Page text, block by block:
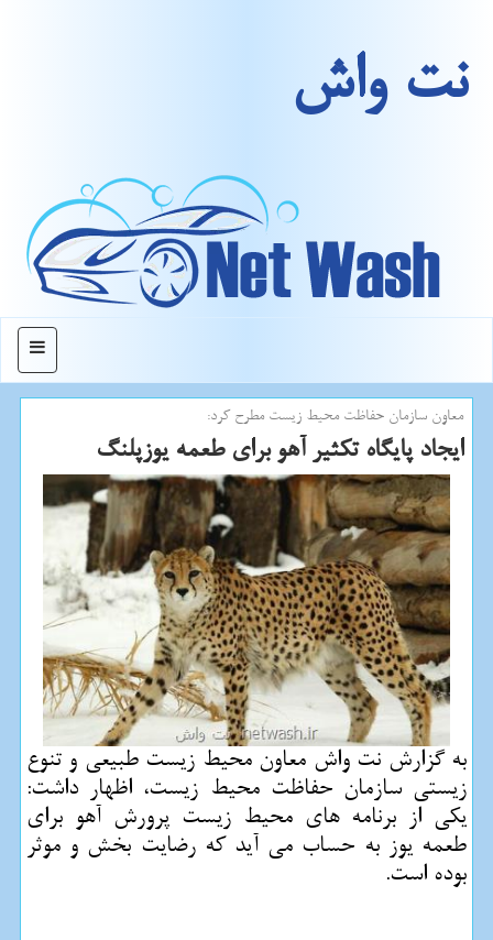
نت واش
منو
معاون سازمان حفاظت محیط زیست مطرح كرد:
ایجاد پایگاه تكثیر آهو برای طعمه یوزپلنگ
به گزارش نت واش معاون محیط زیست طبیعی و تنوع
زیستی سازمان حفاظت محیط زیست، اظهار داشت:
یكی از برنامه های محیط زیست پرورش آهو برای
طعمه یوز به حساب می آید كه رضایت بخش و موثر
بوده است.